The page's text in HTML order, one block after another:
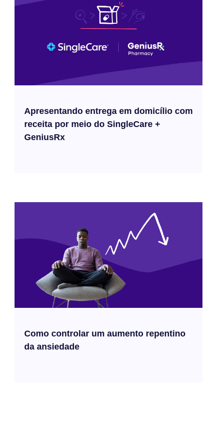
Apresentando entrega em domicílio com
receita por meio do SingleCare +
GeniusRx
Como controlar um aumento repentino
da ansiedade